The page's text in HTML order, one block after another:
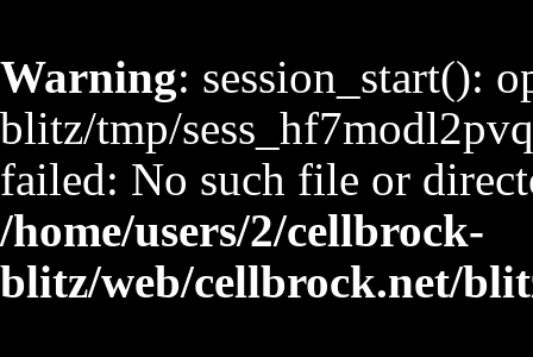
Warning: session_start():
blitz/tmp/
failed: No such file or
/home/users/2/cellbrock-
blitz/web/cellbrock.net/